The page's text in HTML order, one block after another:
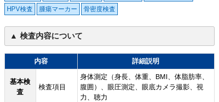
HPV検査
腫瘍マーカー 骨密度検査
検査内容について
内容 詳細説明
基本検
査
検査項目
身体測定（身長、体重、BMI、体脂肪率、
腹囲）、眼圧測定、眼底カメラ撮影、視
力、聴力